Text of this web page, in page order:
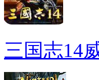
三国志14